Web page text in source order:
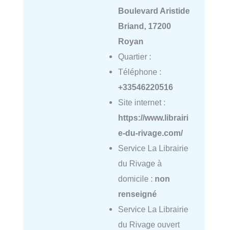
Boulevard Aristide
Briand, 17200
Royan
Quartier :
Téléphone :
+33546220516
Site internet :
https://www.librairi
e-du-rivage.com/
Service La Librairie
du Rivage à
domicile : non
renseigné
Service La Librairie
du Rivage ouvert